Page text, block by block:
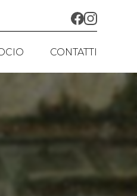
CONTATTI